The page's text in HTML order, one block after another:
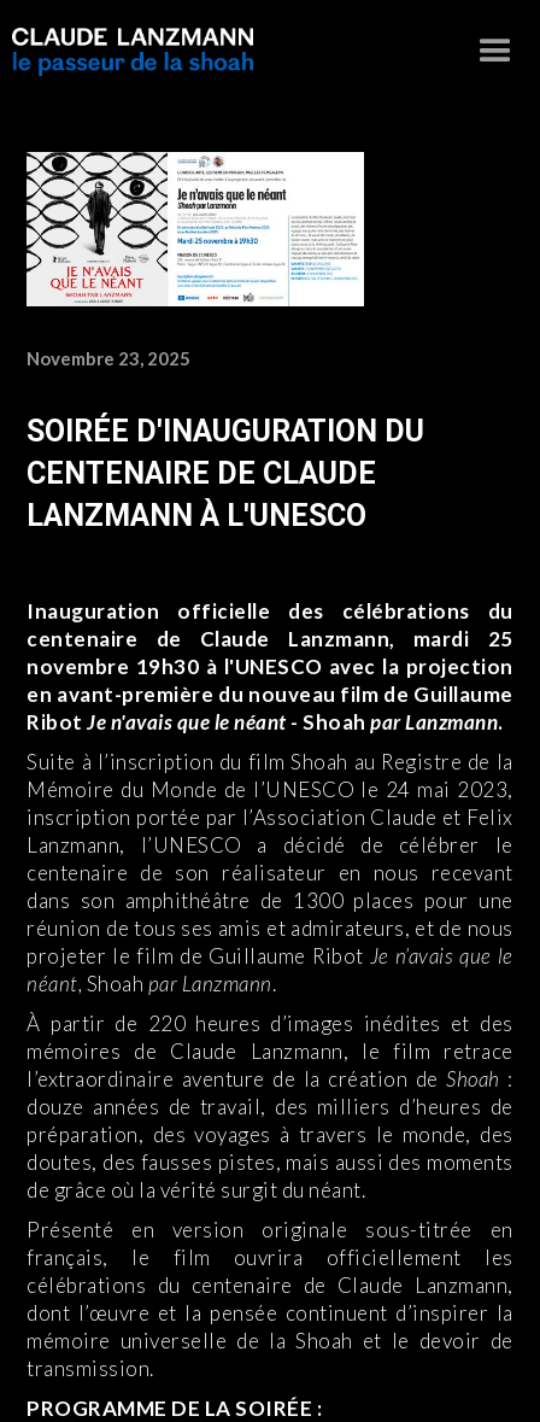
Novembre 23, 2025
SOIRÉE D'INAUGURATION DU
CENTENAIRE DE CLAUDE
LANZMANN À L'UNESCO
Inauguration officielle des célébrations du
centenaire de Claude Lanzmann, mardi 25
novembre 19h30 à l'UNESCO avec la projection
en avant-première du nouveau film de Guillaume
RibotJe n'avais que le néant -Shoahpar Lanzmann.
Suite à l’inscription du film Shoah au Registre de la
Mémoire du Monde de l’UNESCO le 24 mai 2023,
inscription portée par l’Association Claude et Felix
Lanzmann, l’UNESCO a décidé de célébrer le
centenaire de son réalisateur en nous recevant
dans son amphithéâtre de 1300 places pour une
réunion de tous ses amis et admirateurs, et de nous
projeter le film de Guillaume Ribot Je n’avais que le
néant, Shoah par Lanzmann.
À partir de 220 heures d’images inédites et des
mémoires de Claude Lanzmann, le film retrace
l’extraordinaire aventure de la création deShoah :
douze années de travail, des milliers d’heures de
préparation, des voyages à travers le monde, des
doutes, des fausses pistes, mais aussi des moments
de grâce où la vérité surgit du néant.
Présenté en version originale sous-titrée en
français, le film ouvrira officiellement les
célébrations du centenaire de Claude Lanzmann,
dont l’œuvre et la pensée continuent d’inspirer la
mémoire universelle de la Shoah et le devoir de
transmission.
PROGRAMME DE LA SOIRÉE :